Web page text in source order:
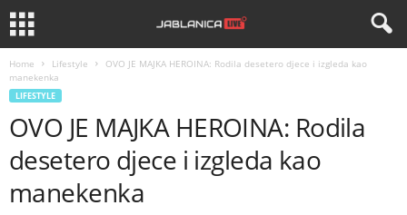
Home Lifestyle
OVO JE MAJKA HEROINA: Rodila desetero djece i izgleda kao
manekenka
LIFESTYLE
OVO JE MAJKA HEROINA: Rodila
desetero djece i izgleda kao
manekenka